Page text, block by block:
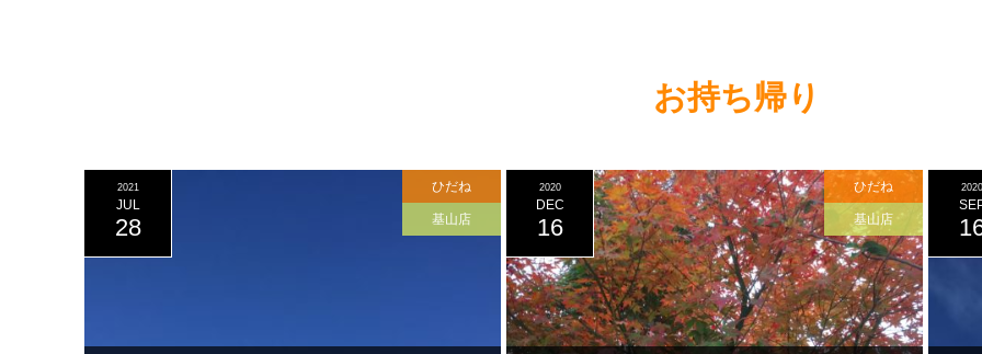
お持ち帰り
2021
JUL
28
ひだね
基山店
2020
DEC
16
ひだね
基山店
2020